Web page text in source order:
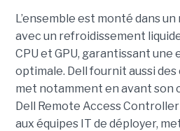
L’ensemble est monté dans
avec un refroidissement
CPU et GPU, garantissant
optimale. Dell fournit aussi
met notamment en avant
Dell Remote Access Controller
aux équipes IT de déployer,